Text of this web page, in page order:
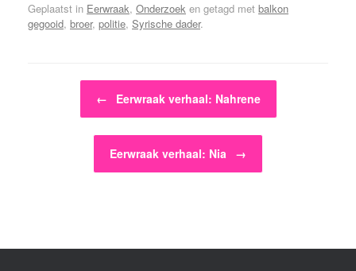
Geplaatst in Eerwraak, Onderzoek en getagd met balkon
gegooid, broer, politie, Syrische dader.
Bericht navigatie
← Eerwraak verhaal: Nahrene
Eerwraak verhaal: Nia →